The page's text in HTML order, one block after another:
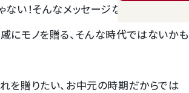
い！そんなメッセージなのでしょうか。
にモノを贈る、そんな時代ではないかも
を贈りたい、お中元の時期だからでは